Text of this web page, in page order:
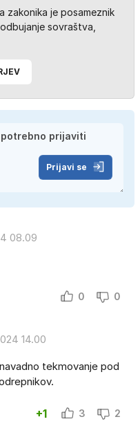
zakonika je posameznik
sovraštva,
Prijavi se
08.09
0 0
14.00
tekmovanje pod
+1 3 2